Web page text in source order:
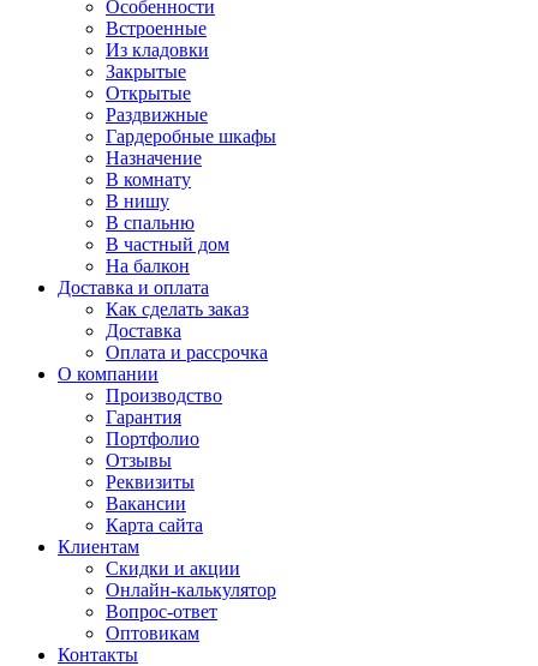
Особенности
Встроенные
Из кладовки
Закрытые
Открытые
Раздвижные
Гардеробные шкафы
Назначение
В комнату
В нишу
В спальню
В частный дом
На балкон
Доставка и оплата
Как сделать заказ
Доставка
Оплата и рассрочка
О компании
Производство
Гарантия
Портфолио
Отзывы
Реквизиты
Вакансии
Карта сайта
Клиентам
Скидки и акции
Онлайн-калькулятор
Вопрос-ответ
Оптовикам
Контакты